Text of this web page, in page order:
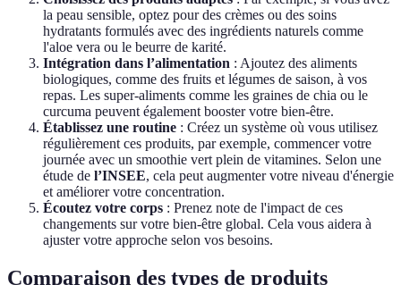
la peau sensible, optez pour des crèmes ou des soins
hydratants formulés avec des ingrédients naturels comme
l'aloe vera ou le beurre de karité.
Intégration dans l’alimentation : Ajoutez des aliments
biologiques, comme des fruits et légumes de saison, à vos
repas. Les super-aliments comme les graines de chia ou le
curcuma peuvent également booster votre bien-être.
Établissez une routine : Créez un système où vous utilisez
régulièrement ces produits, par exemple, commencer votre
journée avec un smoothie vert plein de vitamines. Selon une
étude de l’INSEE, cela peut augmenter votre niveau d'énergie
et améliorer votre concentration.
Écoutez votre corps : Prenez note de l'impact de ces
changements sur votre bien-être global. Cela vous aidera à
ajuster votre approche selon vos besoins.
Comparaison des types de produits